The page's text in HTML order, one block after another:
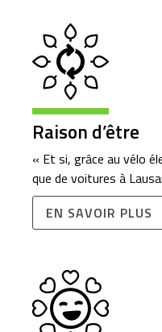
Raison d’être
« Et si, grâce au vélo
que de voitures à
EN SAVOIR PLUS